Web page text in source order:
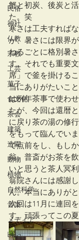
民俗
神社
仏教
宗教
工芸
菓子
食文化
茶会
建築
造園
動物
植物
自然科学
音楽
メディア
blog
蟹と初炭、後炭と
た。笑
寒さは工夫すれば
が、暑さには限界
ねるごとに格別暑
す。それでも重要
席」で釜を掛ける
当にありがたいこ
は例年茶事で使わ
たが、今回は還暦
に戻り茶の湯の修
をもって臨んでい
で点前をし、もし
翁、普斎がお茶を
いと思うと茶人冥
翁院さんには感謝
ん。本当にありが
次回は11月に連回
す。頑張ってこの